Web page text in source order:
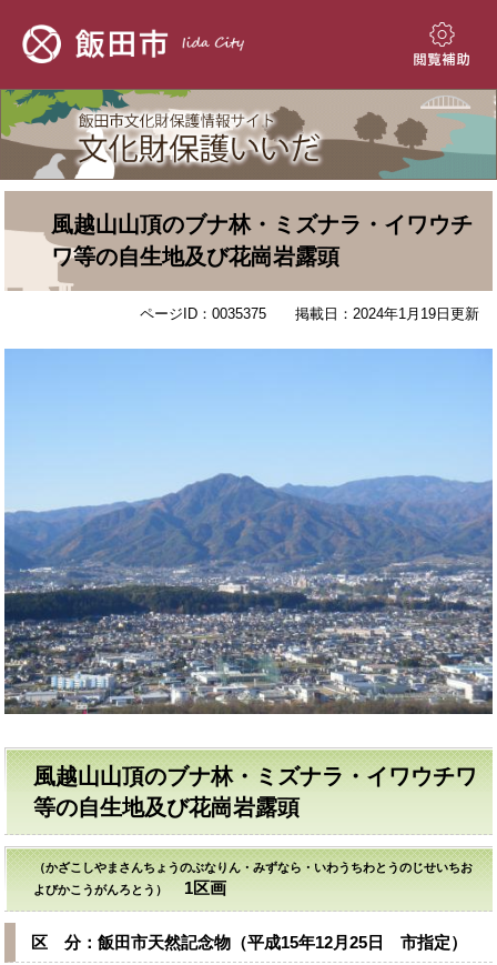
先
頭
を
飛
閲
補
助
風越山山頂のブナ林・ミズナラ・イワウチ
ワ等の自生地及び花崗岩露頭
ページID：0035375 掲載日：2024年1月19日更新
風越山山頂のブナ林・ミズナラ・イワウチワ
等の自生地及び花崗岩露頭
（かざこしやまさんちょうのぶなりん・みずなら・いわうちわとうのじせいちお
よびかこうがんろとう）
1区画
区 分：飯田市天然記念物（平成15年12月25日 市指定）